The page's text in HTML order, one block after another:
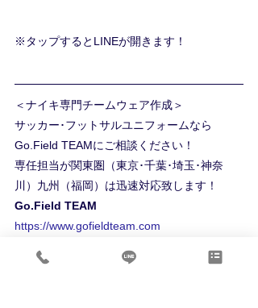
※タップするとLINEが開きます！
＜ナイキ専門チームウェア作成＞
サッカー･フットサルユニフォームなら
Go.Field TEAMにご相談ください！
専任担当が関東圏（東京･千葉･埼玉･神奈
川）九州（福岡）は迅速対応致します！
Go.Field TEAM
https://www.gofieldteam.com
鎌倉インターナショナル